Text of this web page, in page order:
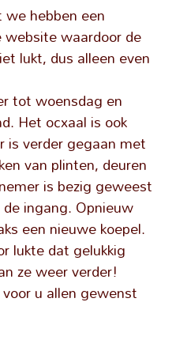
hebben een
waardoor de
lukt, dus alleen even
tot woensdag en
Het ocxaal is ook
is verder gegaan met
van plinten, deuren
is bezig geweest
ingang. Opnieuw
een nieuwe koepel.
lukte dat gelukkig
ze weer verder!
u allen gewenst